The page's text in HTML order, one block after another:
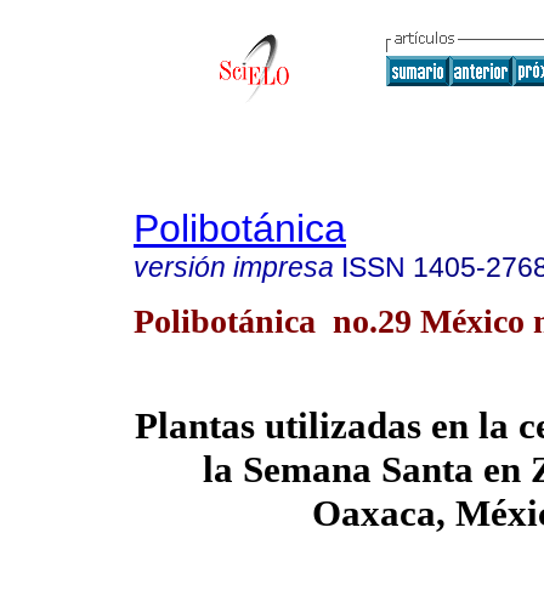
Polibotánica
versión impresa ISSN 1405-
Polibotánica no.29 México
Plantas utilizadas en la
la Semana Santa en
Oaxaca,